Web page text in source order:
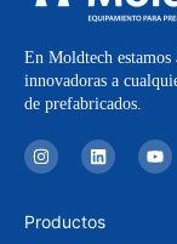
En Moldtech estamos
innovadoras a
de prefabricados.
I
n
s
a
g
L
i
n
e
d
Y
o
u
Productos